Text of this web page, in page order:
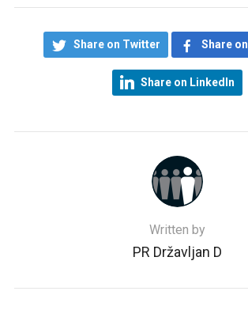
Share on Twitter Share
Share on LinkedIn
Written by
PR Državljan D